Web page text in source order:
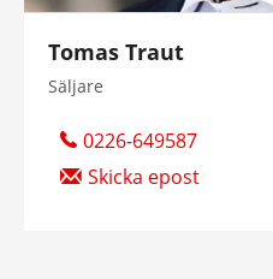
Tomas Traut
Säljare
0226-649587
Skicka epost